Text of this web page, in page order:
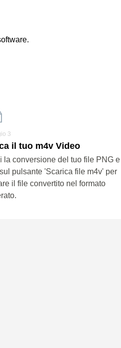
3
il tuo m4v Video
la conversione del tuo file PNG e
pulsante 'Scarica file m4v' per
il file convertito nel formato